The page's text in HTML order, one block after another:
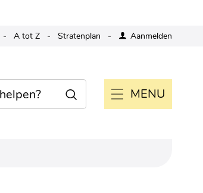
A tot Z Stratenplan Aanmelden
MENU
Zoeken